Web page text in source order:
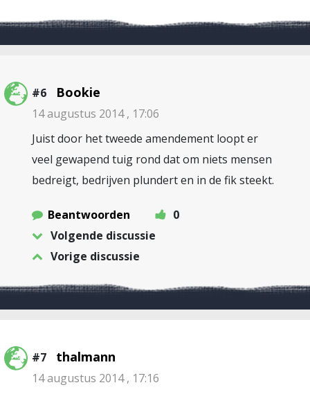
#6 Bookie
14 augustus 2014 , 17:06
Juist door het tweede amendement loopt er
veel gewapend tuig rond dat om niets mensen
bedreigt, bedrijven plundert en in de fik steekt.
Beantwoorden
0
Volgende discussie
Vorige discussie
#7 thalmann
14 augustus 2014 , 17:16